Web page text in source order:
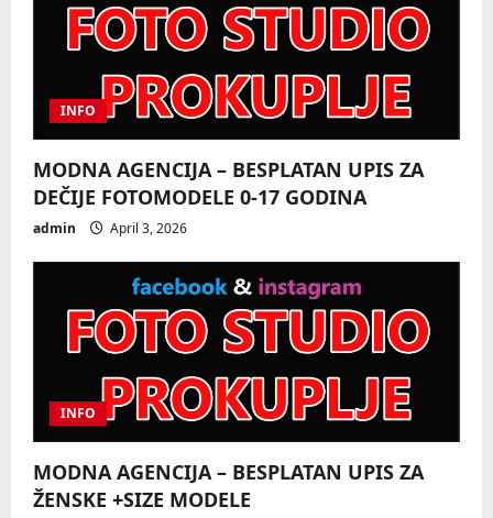
INFO
MODNA AGENCIJA – BESPLATAN UPIS ZA
DEČIJE FOTOMODELE 0-17 GODINA
admin April 3, 2026
INFO
MODNA AGENCIJA – BESPLATAN UPIS ZA
ŽENSKE +SIZE MODELE